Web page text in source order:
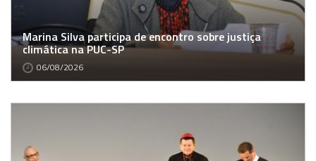
Marina Silva participa de encontro sobre justiça
climática na PUC-SP
06/08/2026